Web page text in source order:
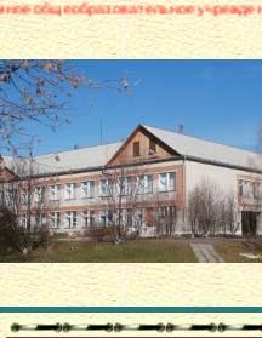
учреждение